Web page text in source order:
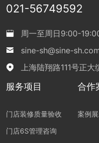
021-56749592
周一至周日9:00-
sine-sh@sine-
上海陆翔路111号正大
服务项目
门店装修质量验收
门店6S管理咨询
合作
案例